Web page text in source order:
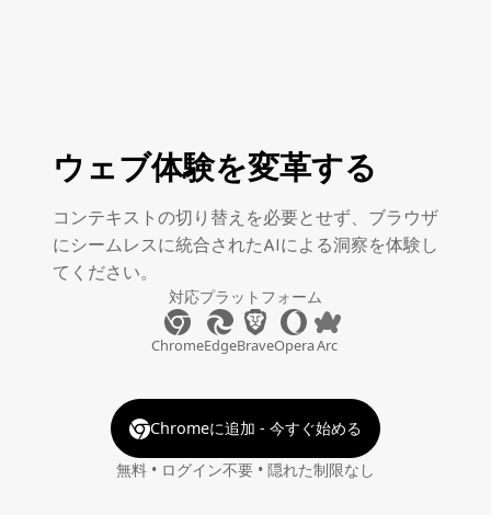
ウェブ体験を変革する
コンテキストの切り替えを必要とせず、ブラウザ
にシームレスに統合されたAIによる洞察を体験し
てください。
対応プラットフォーム
ChromeEdgeBraveOperaArc
Chromeに追加 - 今すぐ始める
無料 • ログイン不要 • 隠れた制限なし